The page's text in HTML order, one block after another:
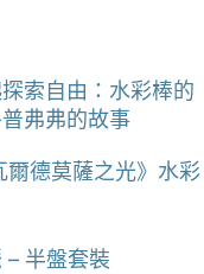
索自由：水彩棒的
弗弗的故事
爾德莫薩之光》水彩
– 半盤套裝